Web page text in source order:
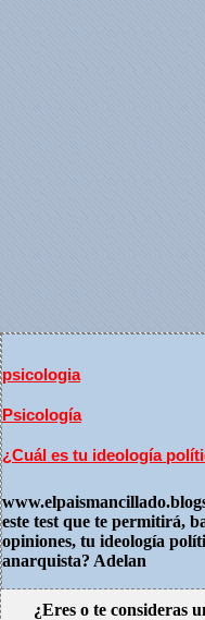
psicologia
Psicología
¿Cuál es tu ideología
este test que te permitirá,
opiniones, tu ideología
anarquista? Adelan
¿Eres o te consideras